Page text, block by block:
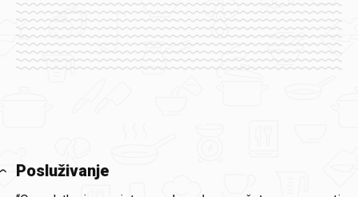
Posluživanje